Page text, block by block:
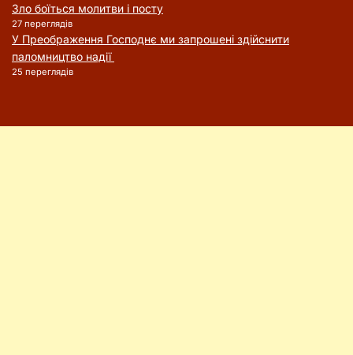
Зло боїться молитви і посту
27 переглядів
У Преображення Господнє ми запрошені здійснити
паломництво надії
25 переглядів